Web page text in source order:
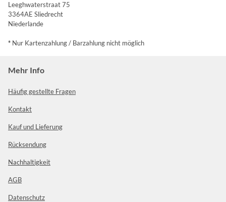
Leeghwaterstraat 75
3364AE Sliedrecht
Niederlande
* Nur Kartenzahlung / Barzahlung nicht möglich
Mehr Info
Häufig gestellte Fragen
Kontakt
Kauf und Lieferung
Rücksendung
Nachhaltigkeit
AGB
Datenschutz